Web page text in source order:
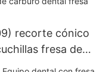
recorte cónico
fresa de